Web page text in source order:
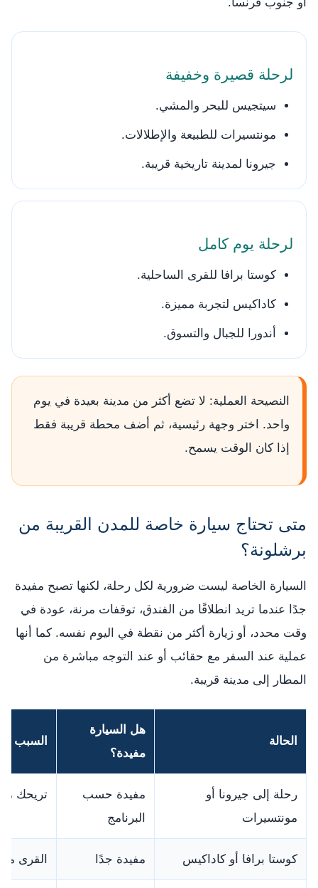
لرحلة قصيرة وخفيفة
سيتجيس للبحر والمشي.
مونتسيرات للطبيعة والإطلالات.
جيرونا لمدينة تاريخية قريبة.
لرحلة يوم كامل
كوستا برافا للقرى الساحلية.
كاداكيس لتجربة مميزة.
أندورا للجبال والتسوق.
النصيحة العملية: لا تضع أكثر من مدينة بعيدة في يوم
واحد. اختر وجهة رئيسية، ثم أضف محطة قريبة فقط
إذا كان الوقت يسمح.
متى تحتاج سيارة خاصة للمدن القريبة من
برشلونة؟
السيارة الخاصة ليست ضرورية لكل رحلة، لكنها تصبح مفيدة
جدًا عندما تريد انطلاقًا من الفندق، توقفات مرنة، عودة في
وقت محدد، أو زيارة أكثر من نقطة في اليوم نفسه. كما أنها
عملية عند السفر مع حقائب أو عند التوجه مباشرة من
المطار إلى مدينة قريبة.
الحالة
هل السيارة
مفيدة؟
السبب
رحلة إلى جيرونا أو
مونتسيرات
مفيدة حسب
البرنامج
تريحك
كوستا برافا أو كاداكيس مفيدة جدًا القرى